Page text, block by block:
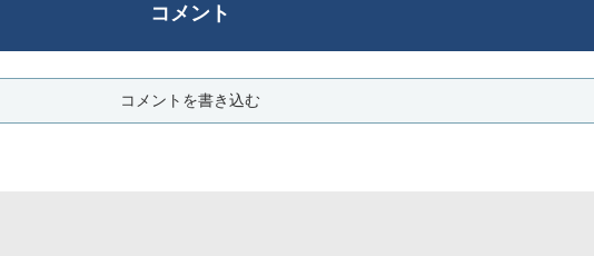
コメント
コメントを書き込む